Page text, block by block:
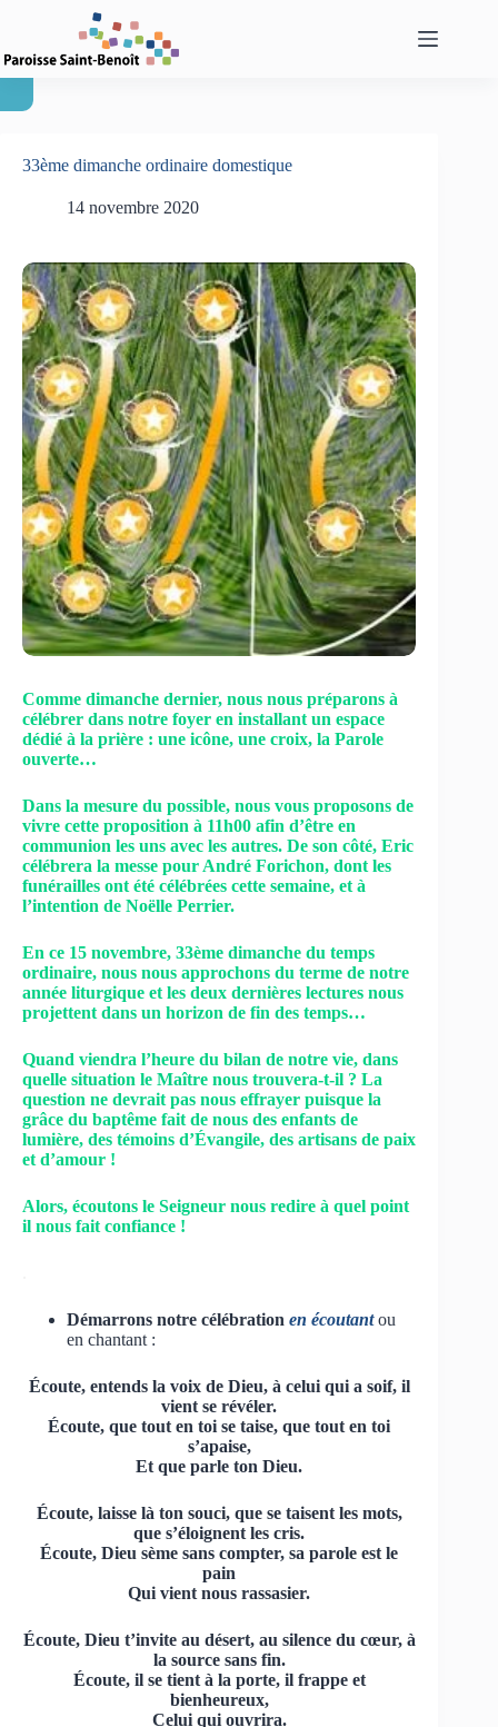
33ème dimanche ordinaire domestique
14 novembre 2020
Comme dimanche dernier, nous nous préparons à
célébrer dans notre foyer en installant un espace
dédié à la prière : une icône, une croix, la Parole
ouverte…
Dans la mesure du possible, nous vous proposons de
vivre cette proposition à 11h00 afin d’être en
communion les uns avec les autres. De son côté, Eric
célébrera la messe pour André Forichon, dont les
funérailles ont été célébrées cette semaine, et à
l’intention de Noëlle Perrier.
En ce 15 novembre, 33ème dimanche du temps
ordinaire, nous nous approchons du terme de notre
année liturgique et les deux dernières lectures nous
projettent dans un horizon de fin des temps…
Quand viendra l’heure du bilan de notre vie, dans
quelle situation le Maître nous trouvera-t-il ? La
question ne devrait pas nous effrayer puisque la
grâce du baptême fait de nous des enfants de
lumière, des témoins d’Évangile, des artisans de paix
et d’amour !
Alors, écoutons le Seigneur nous redire à quel point
il nous fait confiance !
Démarrons notre célébration en écoutantou
en chantant :
Écoute, entends la voix de Dieu, à celui qui a soif, il
vient se révéler.
Écoute, que tout en toi se taise, que tout en toi
s’apaise,
Et que parle ton Dieu.
Écoute, laisse là ton souci, que se taisent les mots,
que s’éloignent les cris.
Écoute, Dieu sème sans compter, sa parole est le
pain
Qui vient nous rassasier.
Écoute, Dieu t’invite au désert, au silence du cœur, à
la source sans fin.
Écoute, il se tient à la porte, il frappe et
bienheureux,
Celui qui ouvrira.